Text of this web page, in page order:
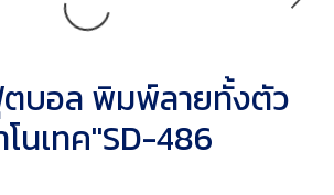
บอล พิมพ์ลายทั้งตัว
โนเทค"SD-486